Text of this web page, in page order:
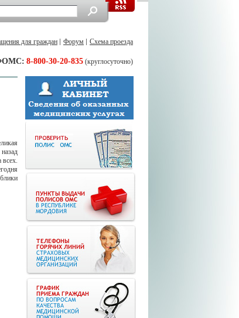
для граждан Форум Схема проезда
8-800-30-20-835 (круглосуточно)